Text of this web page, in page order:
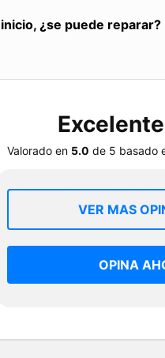
¿se puede reparar?
Excelente
Valorado en 5.0 de 5 basado
VER MAS
OPINA